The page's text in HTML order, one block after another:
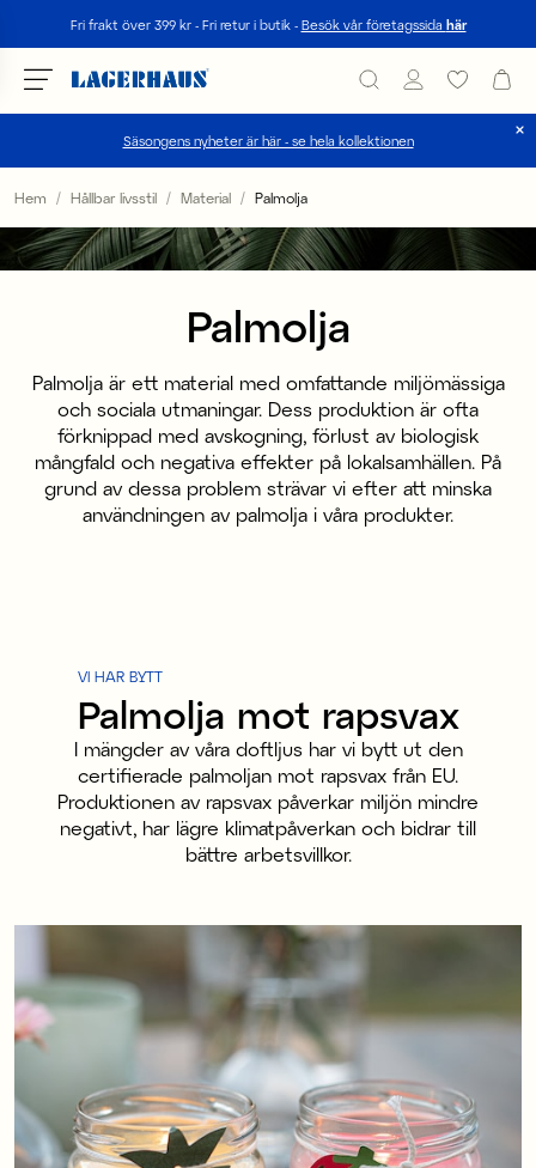
Fri frakt över 399 kr - Fri retur i butik - Besök vår företagssida här
Säsongens nyheter är här - se hela kollektionen
Välj språk / valuta
DK / EUR
SE / SEK
Hem Hållbar livsstil Material Palmolja
Palmolja
Palmolja är ett material med omfattande miljömässiga
och sociala utmaningar. Dess produktion är ofta
förknippad med avskogning, förlust av biologisk
mångfald och negativa effekter på lokalsamhällen. På
grund av dessa problem strävar vi efter att minska
användningen av palmolja i våra produkter.
VI HAR BYTT
Palmolja mot rapsvax
I mängder av våra doftljus har vi bytt ut den
certifierade palmoljan mot rapsvax från EU.
Produktionen av rapsvax påverkar miljön mindre
negativt, har lägre klimatpåverkan och bidrar till
bättre arbetsvillkor.